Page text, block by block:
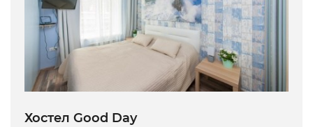
Хостел Good Day